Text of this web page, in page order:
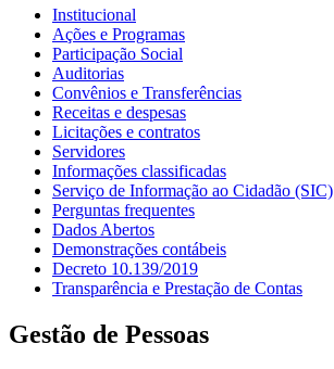
Institucional
Ações e Programas
Participação Social
Auditorias
Convênios e Transferências
Receitas e despesas
Licitações e contratos
Servidores
Informações classificadas
Serviço de Informação ao Cidadão (SIC)
Perguntas frequentes
Dados Abertos
Demonstrações contábeis
Decreto 10.139/2019
Transparência e Prestação de Contas
Gestão de Pessoas